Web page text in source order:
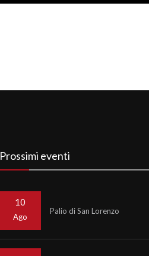
Prossimi eventi
10
Ago
Palio di San Lorenzo